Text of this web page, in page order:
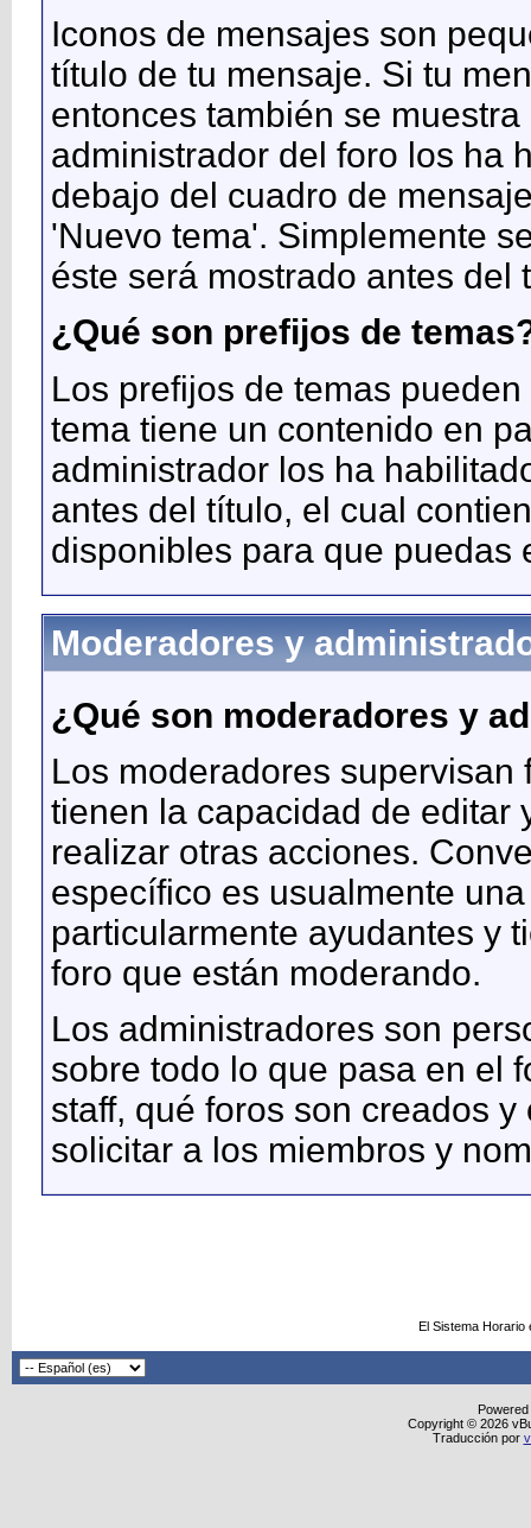
Iconos de mensajes son
título de tu mensaje. Si tu
entonces también se
administrador del foro los ha
debajo del cuadro de
'Nuevo tema'. Simplemente
éste será mostrado antes del
¿Qué son prefijos de
Los prefijos de temas
tema tiene un contenido en
administrador los ha
antes del título, el cual
disponibles para que puedas
Moderadores y
¿Qué son moderadores y
Los moderadores
tienen la capacidad de editar
realizar otras acciones.
específico es usualmente
particularmente ayudantes y
foro que están moderando.
Los administradores son
sobre todo lo que pasa en el
staff, qué foros son creados
solicitar a los miembros y
El Sistema
Copyright © 2026
Traducción por